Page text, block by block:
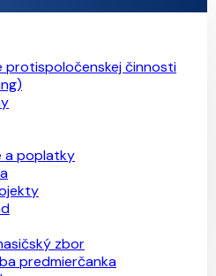
protispoločenskej činnosti
a poplatky
zbor
predmierčanka